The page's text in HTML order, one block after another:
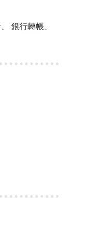
銀行轉帳、